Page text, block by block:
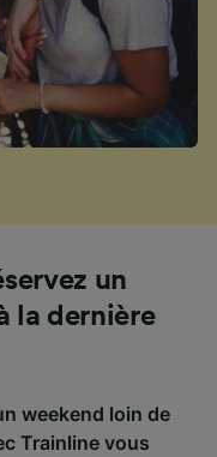
un
la dernière
weekend loin de
Trainline vous